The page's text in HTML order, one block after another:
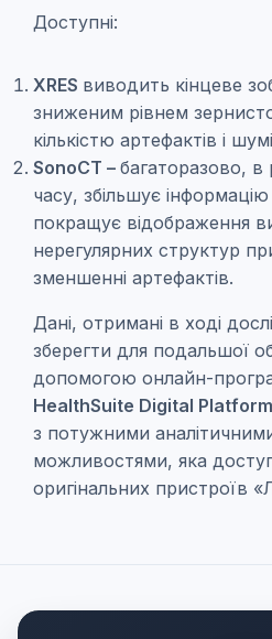
Доступні:
XRES виводить кінцеве
зниженим рівнем
кількістю артефактів і
SonoCT – багаторазово, в
часу, збільшує
покращує відображення
нерегулярних структур
зменшенні артефактів.
Дані, отримані в ході
зберегти для подальшої
допомогою онлайн-
HealthSuite Digital Platform
з потужними
можливостями, яка
оригінальних пристроїв